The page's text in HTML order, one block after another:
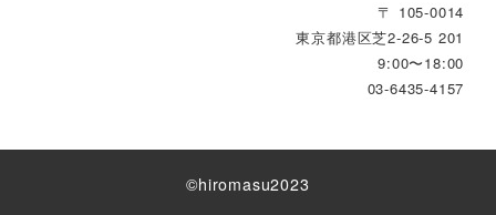
〒 105-0014
東京都港区芝2‐26‐5 201
9:00〜18:00
03-6435-4157
©︎hiromasu2023